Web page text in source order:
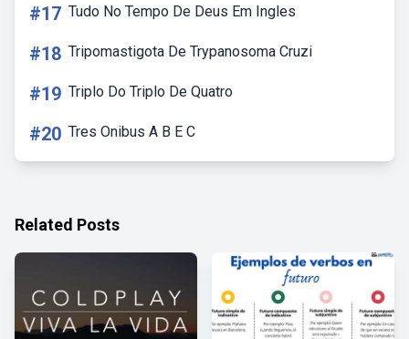
#17 Tudo No Tempo De Deus Em Ingles
#18 Tripomastigota De Trypanosoma Cruzi
#19 Triplo Do Triplo De Quatro
#20 Tres Onibus A B E C
Related Posts